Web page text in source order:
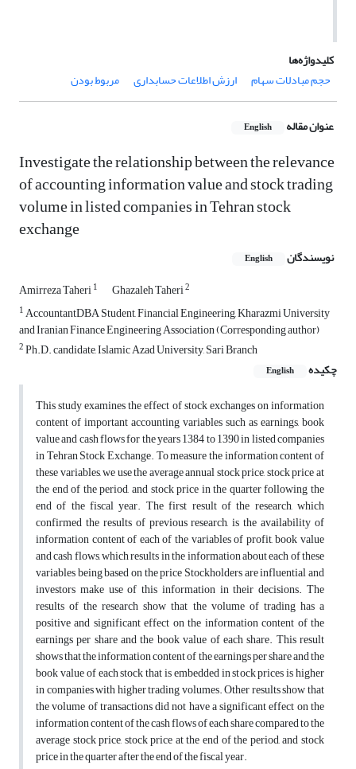
کلیدواژه‌ها
حجم مبادلات سهام
ارزش اطلاعات حسابداری مربوط بودن
عنوان مقاله English
Investigate the relationship between the relevance
of accounting information value and stock trading
volume in listed companies in Tehran stock
exchange
نویسندگان English
Amirreza Taheri1 Ghazaleh Taheri2
1AccountantDBA Student, Financial Engineering, Kharazmi University
and Iranian Finance Engineering Association (Corresponding author)
2Ph.D. candidate, Islamic Azad University, Sari Branch
چکیده
English
This study examines the effect of stock exchanges on information
content of important accounting variables such as earnings, book
value and cash flows for the years 1384 to 1390 in listed companies
in Tehran Stock Exchange. To measure the information content of
these variables, we use the average annual stock price, stock price at
the end of the period, and stock price in the quarter following the
end of the fiscal year. The first result of the research, which
confirmed the results of previous research, is the availability of
information content of each of the variables of profit, book value
and cash flows, which results in the information about each of these
variables being based on the price Stockholders are influential and
investors make use of this information in their decisions. The
results of the research show that the volume of trading has a
positive and significant effect on the information content of the
earnings per share and the book value of each share. This result
shows that the information content of the earnings per share and the
book value of each stock that is embedded in stock prices is higher
in companies with higher trading volumes. Other results show that
the volume of transactions did not have a significant effect on the
information content of the cash flows of each share compared to the
average stock price, stock price at the end of the period, and stock
price in the quarter after the end of the fiscal year.